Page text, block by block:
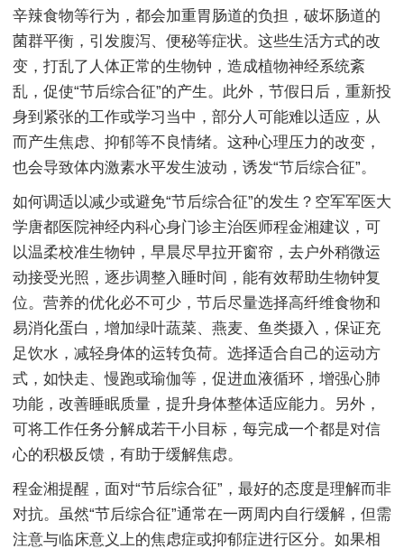
辛辣食物等行为，都会加重胃肠道的负担，破坏肠道的
菌群平衡，引发腹泻、便秘等症状。这些生活方式的改
变，打乱了人体正常的生物钟，造成植物神经系统紊
乱，促使“节后综合征”的产生。此外，节假日后，重新投
身到紧张的工作或学习当中，部分人可能难以适应，从
而产生焦虑、抑郁等不良情绪。这种心理压力的改变，
也会导致体内激素水平发生波动，诱发“节后综合征”。
如何调适以减少或避免“节后综合征”的发生？空军军医大
学唐都医院神经内科心身门诊主治医师程金湘建议，可
以温柔校准生物钟，早晨尽早拉开窗帘，去户外稍微运
动接受光照，逐步调整入睡时间，能有效帮助生物钟复
位。营养的优化必不可少，节后尽量选择高纤维食物和
易消化蛋白，增加绿叶蔬菜、燕麦、鱼类摄入，保证充
足饮水，减轻身体的运转负荷。选择适合自己的运动方
式，如快走、慢跑或瑜伽等，促进血液循环，增强心肺
功能，改善睡眠质量，提升身体整体适应能力。另外，
可将工作任务分解成若干小目标，每完成一个都是对信
心的积极反馈，有助于缓解焦虑。
程金湘提醒，面对“节后综合征”，最好的态度是理解而非
对抗。虽然“节后综合征”通常在一两周内自行缓解，但需
注意与临床意义上的焦虑症或抑郁症进行区分。如果相